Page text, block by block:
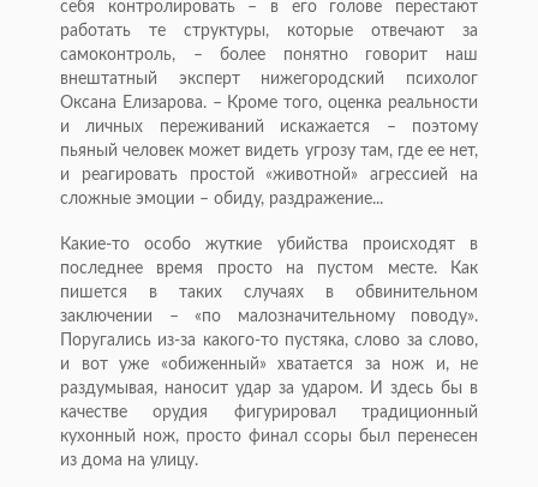
себя контролировать – в его голове перестают
работать те структуры, которые отвечают за
самоконтроль, – более понятно говорит наш
внештатный эксперт нижегородский психолог
Оксана Елизарова. – Кроме того, оценка реальности
и личных переживаний искажается – поэтому
пьяный человек может видеть угрозу там, где ее нет,
и реагировать простой «животной» агрессией на
сложные эмоции – обиду, раздражение...
Какие-то особо жуткие убийства происходят в
последнее время просто на пустом месте. Как
пишется в таких случаях в обвинительном
заключении – «по малозначительному поводу».
Поругались из-за какого-то пустяка, слово за слово,
и вот уже «обиженный» хватается за нож и, не
раздумывая, наносит удар за ударом. И здесь бы в
качестве орудия фигурировал традиционный
кухонный нож, просто финал ссоры был перенесен
из дома на улицу.